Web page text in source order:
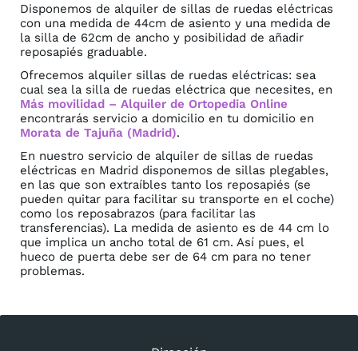
Disponemos de alquiler de sillas de ruedas eléctricas
con una medida de 44cm de asiento y una medida de
la silla de 62cm de ancho y posibilidad de añadir
reposapiés graduable.
Ofrecemos alquiler sillas de ruedas eléctricas: sea
cual sea la silla de ruedas eléctrica que necesites, en
Más movilidad – Alquiler de Ortopedia Online
encontrarás servicio a domicilio en tu domicilio en
Morata de Tajuña (Madrid).
En nuestro servicio de alquiler de sillas de ruedas
eléctricas en Madrid disponemos de sillas plegables,
en las que son extraíbles tanto los reposapiés (se
pueden quitar para facilitar su transporte en el coche)
como los reposabrazos (para facilitar las
transferencias). La medida de asiento es de 44 cm lo
que implica un ancho total de 61 cm. Así pues, el
hueco de puerta debe ser de 64 cm para no tener
problemas.